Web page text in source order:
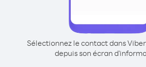
Sélectionnez le contact dans
depuis son écran